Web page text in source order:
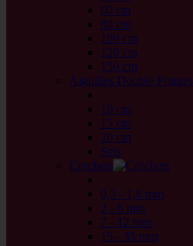
60 cm
80 cm
100 cm
120 cm
150 cm
Aiguilles Double Pointes
10 cm
15 cm
20 cm
Sets
Crochets
0,5 - 1,8 mm
2 - 6 mm
7 - 12 mm
15 - 35 mm